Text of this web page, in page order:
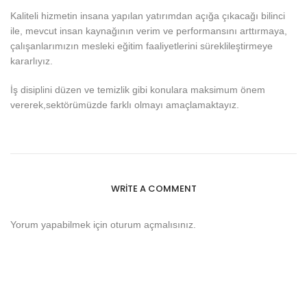
Kaliteli hizmetin insana yapılan yatırımdan açığa çıkacağı bilinci
ile, mevcut insan kaynağının verim ve performansını arttırmaya,
çalışanlarımızın mesleki eğitim faaliyetlerini süreklileştirmeye
kararlıyız.
İş disiplini düzen ve temizlik gibi konulara maksimum önem
vererek,sektörümüzde farklı olmayı amaçlamaktayız.
WRITE A COMMENT
Yorum yapabilmek için oturum açmalısınız